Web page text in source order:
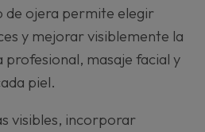
ojera permite elegir
y mejorar visiblemente la
profesional, masaje facial y
piel.
visibles, incorporar